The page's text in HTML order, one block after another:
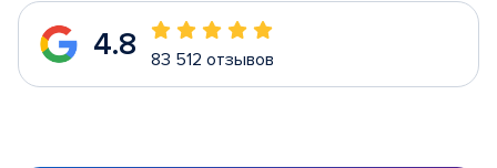
4.8 83 512 отзывов